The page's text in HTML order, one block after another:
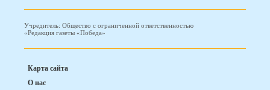
Учредитель: Общество с ограниченной ответственностью
«Редакция газеты «Победа»
Карта сайта
О нас